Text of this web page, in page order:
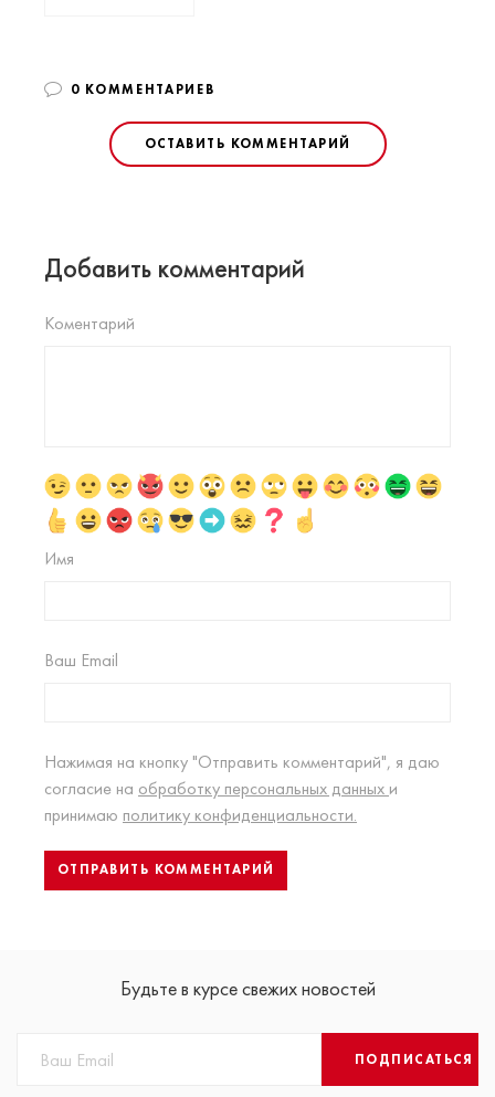
0 КОММЕНТАРИЕВ
ОСТАВИТЬ КОММЕНТАРИЙ
Добавить комментарий
Коментарий
Имя
Ваш Email
Нажимая на кнопку "Отправить комментарий", я даю
согласие на обработку персональных данных и
принимаю политику конфиденциальности.
Будьте в курсе свежих новостей
ПОДПИСАТЬСЯ